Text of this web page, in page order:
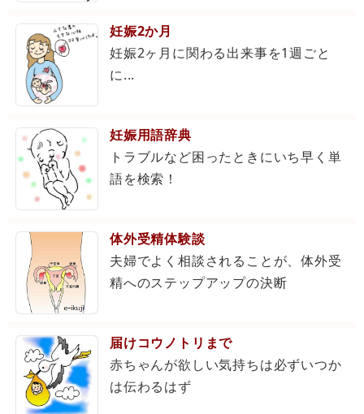
妊娠2か月
妊娠2ヶ月に関わる出来事を1週ごと
に...
妊娠用語辞典
トラブルなど困ったときにいち早く単
語を検索！
体外受精体験談
夫婦でよく相談されることが、体外受
精へのステップアップの決断
届けコウノトリまで
赤ちゃんが欲しい気持ちは必ずいつか
は伝わるはず